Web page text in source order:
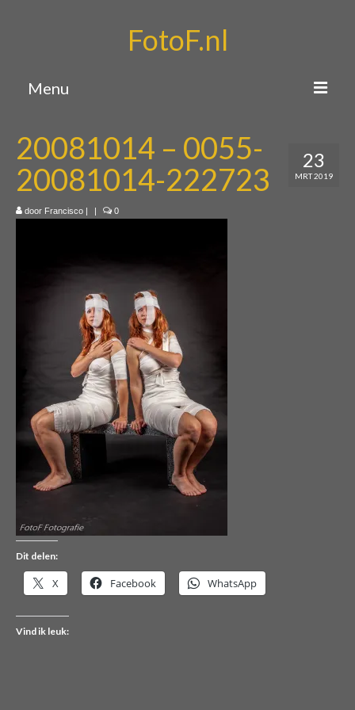
FotoF.nl
Menu
Portfolio
Over mij
23
MRT 2019
20081014 – 0055-
20081014-222723
door Francisco | | 0
Dit delen:
X Facebook WhatsApp
Vind ik leuk: